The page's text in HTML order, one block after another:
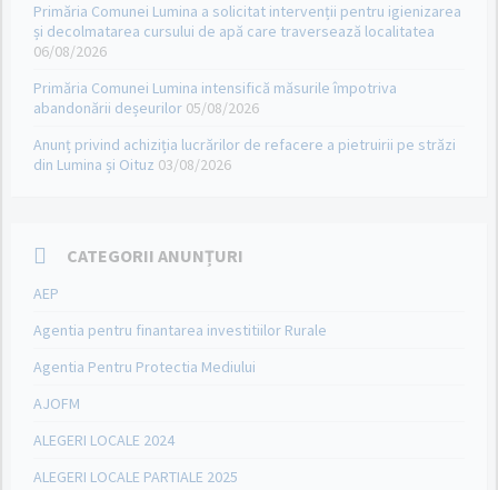
Primăria Comunei Lumina a solicitat intervenții pentru igienizarea
și decolmatarea cursului de apă care traversează localitatea
06/08/2026
Primăria Comunei Lumina intensifică măsurile împotriva
abandonării deșeurilor 05/08/2026
Anunț privind achiziția lucrărilor de refacere a pietruirii pe străzi
din Lumina și Oituz 03/08/2026
CATEGORII ANUNȚURI
AEP
Agentia pentru finantarea investitiilor Rurale
Agentia Pentru Protectia Mediului
AJOFM
ALEGERI LOCALE 2024
ALEGERI LOCALE PARTIALE 2025